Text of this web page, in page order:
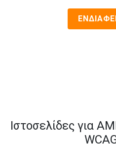
Ιστοσελίδες για